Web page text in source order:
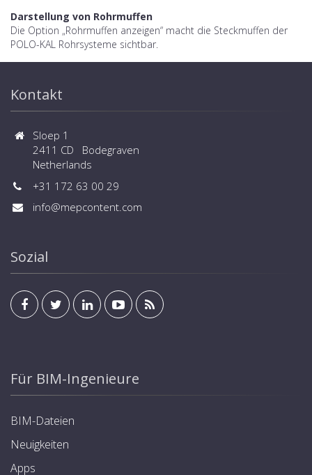
Darstellung von Rohrmuffen
Die Option „Rohrmuffen anzeigen“ macht die Steckmuffen der
POLO-KAL Rohrsysteme sichtbar.
Kontakt
Sloep 1
2411 CD Bodegraven
Netherlands
+31 172 63 00 29
info@mepcontent.com
Sozial
Für BIM-Ingenieure
BIM-Dateien
Neuigkeiten
Apps